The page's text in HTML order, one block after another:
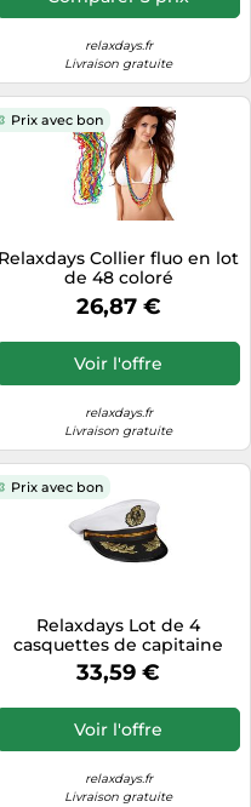
relaxdays.fr
Livraison gratuite
Prix avec bon
Relaxdays Collier fluo en lot
de 48 coloré
26,87 €
Voir l'offre
relaxdays.fr
Livraison gratuite
Prix avec bon
Relaxdays Lot de 4
casquettes de capitaine
33,59 €
Voir l'offre
relaxdays.fr
Livraison gratuite